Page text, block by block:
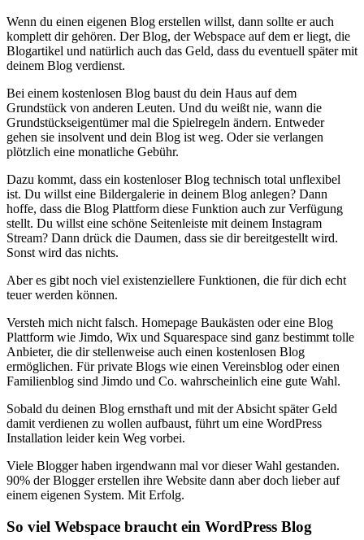
Wenn du einen eigenen Blog erstellen willst, dann sollte er auch
komplett dir gehören. Der Blog, der Webspace auf dem er liegt, die
Blogartikel und natürlich auch das Geld, dass du eventuell später mit
deinem Blog verdienst.
Bei einem kostenlosen Blog baust du dein Haus auf dem
Grundstück von anderen Leuten. Und du weißt nie, wann die
Grundstückseigentümer mal die Spielregeln ändern. Entweder
gehen sie insolvent und dein Blog ist weg. Oder sie verlangen
plötzlich eine monatliche Gebühr.
Dazu kommt, dass ein kostenloser Blog technisch total unflexibel
ist. Du willst eine Bildergalerie in deinem Blog anlegen? Dann
hoffe, dass die Blog Plattform diese Funktion auch zur Verfügung
stellt. Du willst eine schöne Seitenleiste mit deinem Instagram
Stream? Dann drück die Daumen, dass sie dir bereitgestellt wird.
Sonst wird das nichts.
Aber es gibt noch viel existenziellere Funktionen, die für dich echt
teuer werden können.
Versteh mich nicht falsch. Homepage Baukästen oder eine Blog
Plattform wie Jimdo, Wix und Squarespace sind ganz bestimmt tolle
Anbieter, die dir stellenweise auch einen kostenlosen Blog
ermöglichen. Für private Blogs wie einen Vereinsblog oder einen
Familienblog sind Jimdo und Co. wahrscheinlich eine gute Wahl.
Sobald du deinen Blog ernsthaft und mit der Absicht später Geld
damit verdienen zu wollen aufbaust, führt um eine WordPress
Installation leider kein Weg vorbei.
Viele Blogger haben irgendwann mal vor dieser Wahl gestanden.
90% der Blogger erstellen ihre Website dann aber doch lieber auf
einem eigenen System. Mit Erfolg.
So viel Webspace braucht ein WordPress Blog